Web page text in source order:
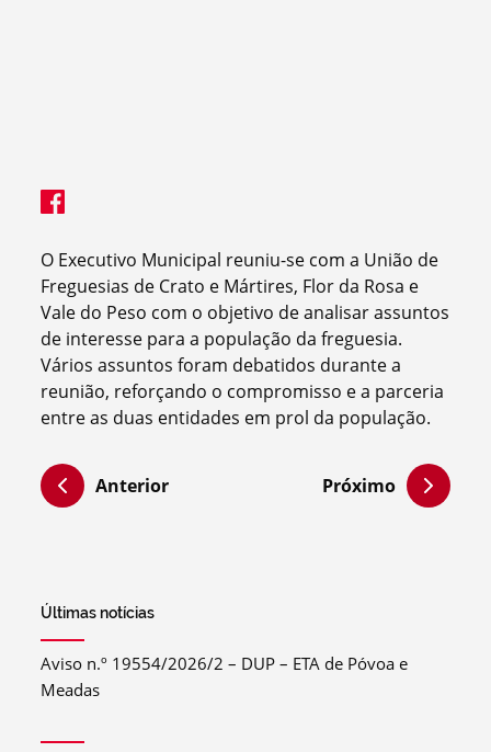
O Executivo Municipal reuniu-se com a União de
Freguesias de Crato e Mártires, Flor da Rosa e
Vale do Peso com o objetivo de analisar assuntos
de interesse para a população da freguesia.
Vários assuntos foram debatidos durante a
reunião, reforçando o compromisso e a parceria
entre as duas entidades em prol da população.
Anterior Próximo
Últimas notícias
Aviso n.º 19554/2026/2 – DUP – ETA de Póvoa e
Meadas